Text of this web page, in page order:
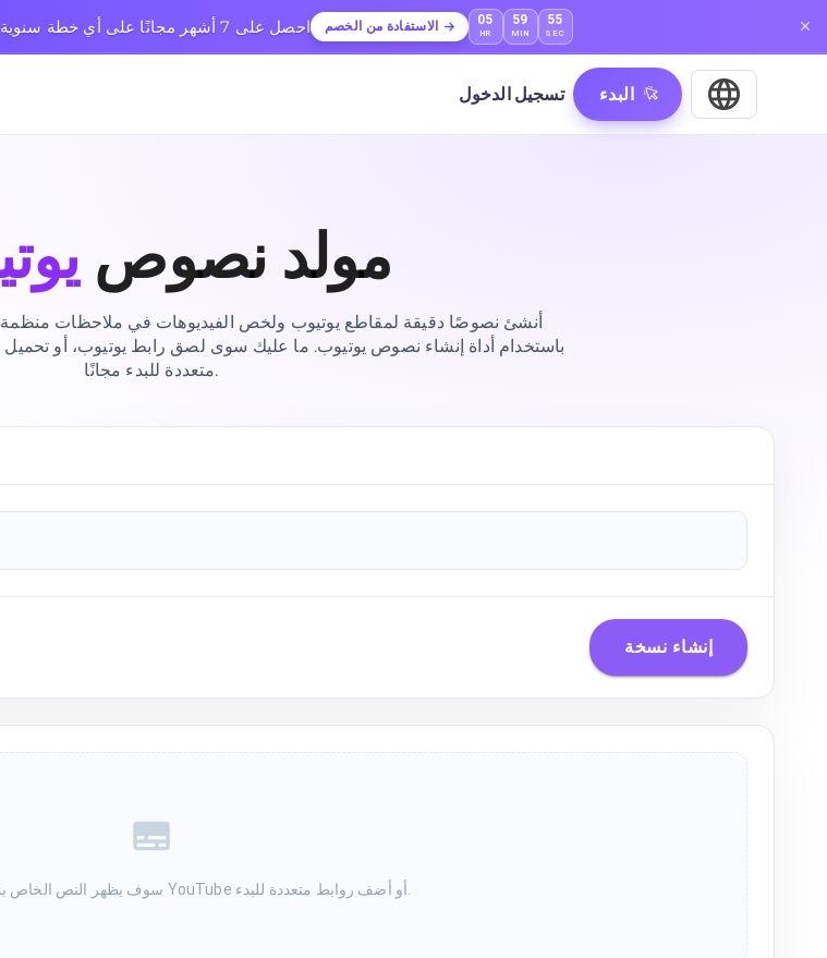
🎉 احصل على 7 أشهر مجانًا على أي خطة سنوية - بدون مخاطر، يمكنك الإلغاء في أي وقت الاستفادة من الخصم 05
HR
59
MIN
54
SEC
تسجيل الدخول البدء
مولد نصوص
أنشئ نصوصًا دقيقة لمقاطع يوتيوب ولخص الفيديوهات في ملاحظات
باستخدام أداة إنشاء نصوص يوتيوب. ما عليك سوى لصق رابط يوتيوب، أو
متعددة للبدء مجانًا.
إنشاء نسخة